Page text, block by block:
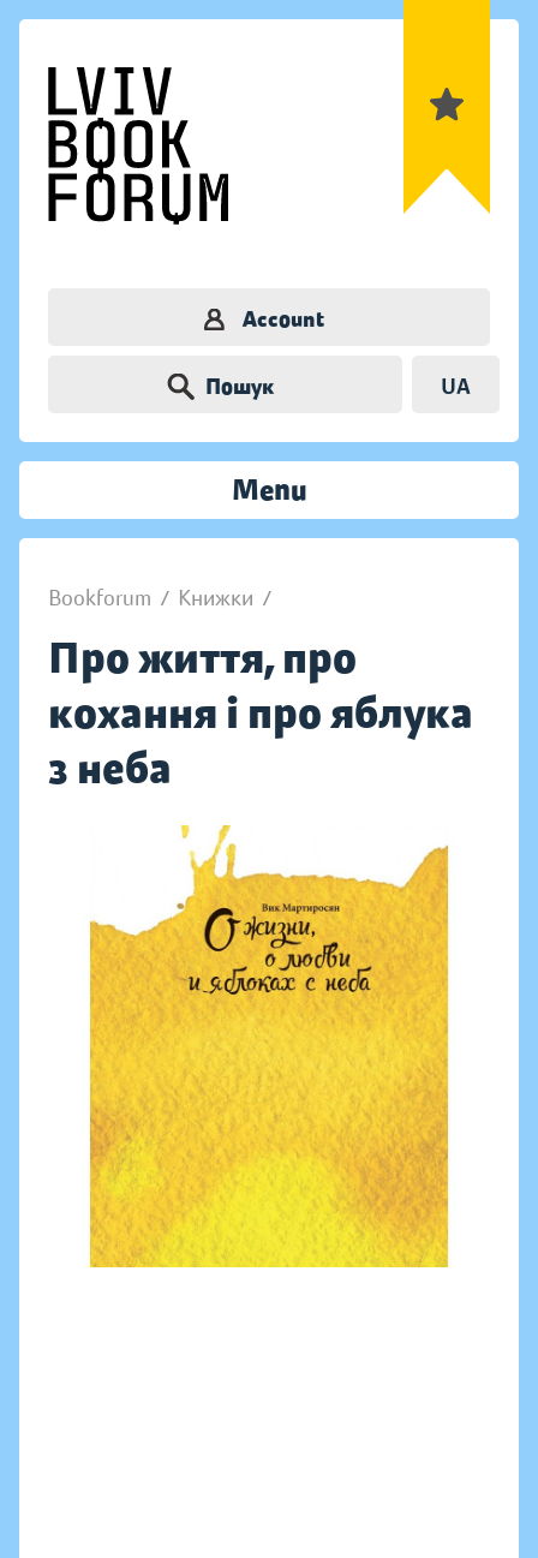
Account
Пошук UA
Menu
Bookforum / Книжки /
Про життя, про
кохання і про яблука
з неба